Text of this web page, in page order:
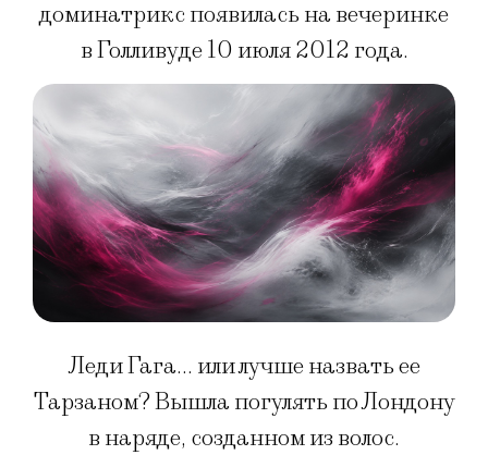
доминатрикс появилась на вечеринке
в Голливуде 10 июля 2012 года.
Леди Гага… или лучше назвать ее
Тарзаном? Вышла погулять по Лондону
в наряде, созданном из волос.